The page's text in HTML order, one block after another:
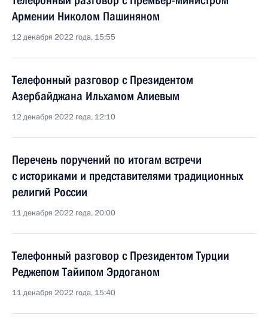
Армении Николом Пашиняном
12 декабря 2022 года, 15:55
Телефонный разговор с Президентом
Азербайджана Ильхамом Алиевым
12 декабря 2022 года, 12:10
Перечень поручений по итогам встречи
с историками и представителями традиционных
религий России
11 декабря 2022 года, 20:00
Телефонный разговор с Президентом Турции
Реджепом Тайипом Эрдоганом
11 декабря 2022 года, 15:40